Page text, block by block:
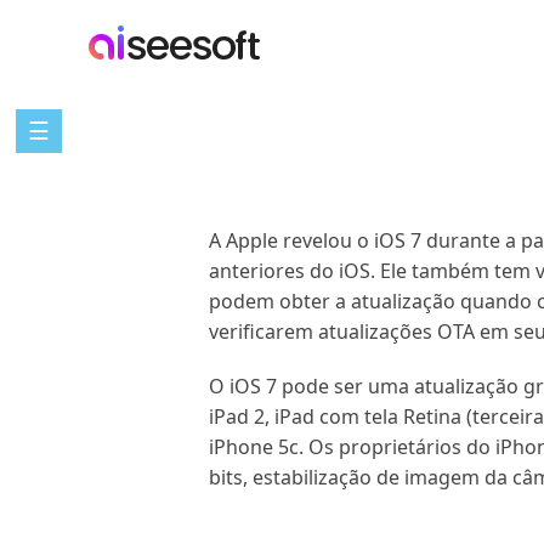
☰
A Apple revelou o iOS 7 durante a
anteriores do iOS. Ele também tem
podem obter a atualização quando
verificarem atualizações OTA em
O iOS 7 pode ser uma atualização
iPad 2, iPad com tela Retina
iPhone 5c. Os proprietários do
bits, estabilização de imagem da